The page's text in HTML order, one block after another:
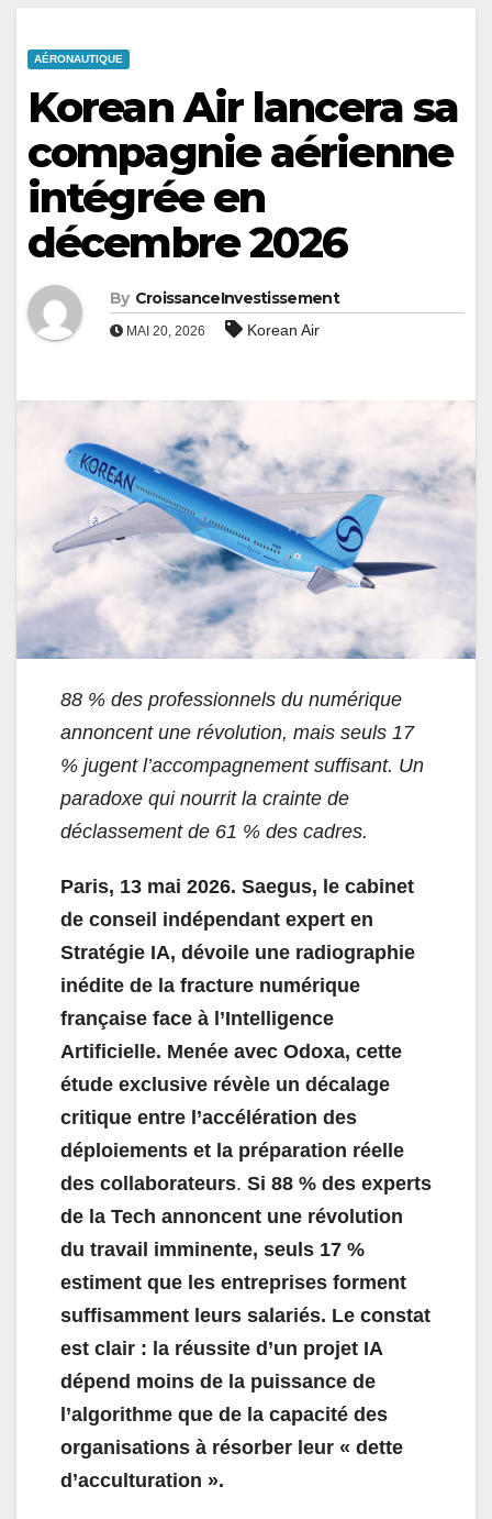
AÉRONAUTIQUE
Korean Air lancera sa
compagnie aérienne
intégrée en
décembre 2026
By CroissanceInvestissement
MAI 20, 2026 Korean Air
88 % des professionnels du numérique
annoncent une révolution, mais seuls 17
% jugent l’accompagnement suffisant. Un
paradoxe qui nourrit la crainte de
déclassement de 61 % des cadres.
Paris, 13 mai 2026. Saegus, le cabinet
de conseil indépendant expert en
Stratégie IA, dévoile une radiographie
inédite de la fracture numérique
française face à l’Intelligence
Artificielle. Menée avec Odoxa, cette
étude exclusive révèle un décalage
critique entre l’accélération des
déploiements et la préparation réelle
des collaborateurs. Si 88 % des experts
de la Tech annoncent une révolution
du travail imminente, seuls 17 %
estiment que les entreprises forment
suffisamment leurs salariés. Le constat
est clair : la réussite d’un projet IA
dépend moins de la puissance de
l’algorithme que de la capacité des
organisations à résorber leur « dette
d’acculturation ».